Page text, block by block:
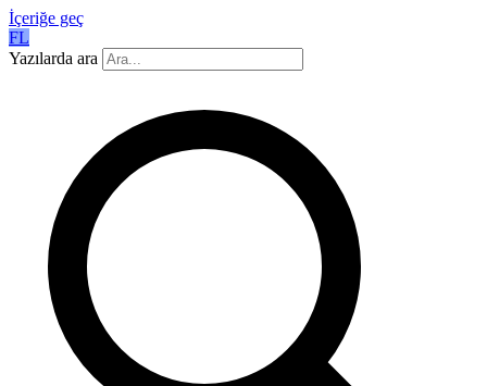
İçeriğe geç
FL
Yazılarda ara